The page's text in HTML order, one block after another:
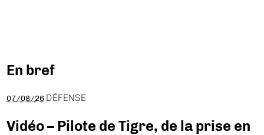
En bref
07/08/26 DÉFENSE
Vidéo – Pilote de Tigre, de la prise en